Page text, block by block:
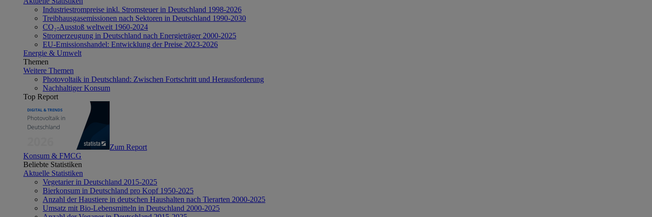
Industriestrompreise inkl. Stromsteuer in Deutschland 1998-2026
Treibhausgasemissionen nach Sektoren in Deutschland 1990-2030
CO₂-Ausstoß weltweit 1960-2024
Stromerzeugung in Deutschland nach Energieträger 2000-2025
EU-Emissionshandel: Entwicklung der Preise 2023-2026
Energie & Umwelt
Themen
Weitere Themen
Photovoltaik in Deutschland: Zwischen Fortschritt und Herausforderung
Nachhaltiger Konsum
Top Report
Zum Report
Konsum & FMCG
Beliebte Statistiken
Aktuelle Statistiken
Vegetarier in Deutschland 2015-2025
Bierkonsum in Deutschland pro Kopf 1950-2025
Anzahl der Haustiere in deutschen Haushalten nach Tierarten 2000-2025
Umsatz mit Bio-Lebensmitteln in Deutschland 2000-2025